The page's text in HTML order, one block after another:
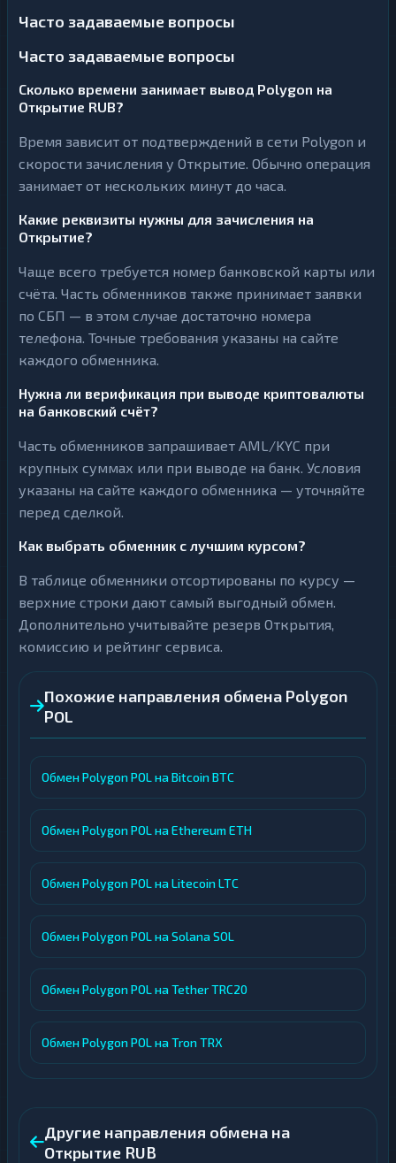
Часто задаваемые вопросы
Часто задаваемые вопросы
Сколько времени занимает вывод Polygon на
Открытие RUB?
Время зависит от подтверждений в сети Polygon и
скорости зачисления у Открытие. Обычно операция
занимает от нескольких минут до часа.
Какие реквизиты нужны для зачисления на
Открытие?
Чаще всего требуется номер банковской карты или
счёта. Часть обменников также принимает заявки
по СБП — в этом случае достаточно номера
телефона. Точные требования указаны на сайте
каждого обменника.
Нужна ли верификация при выводе криптовалюты
на банковский счёт?
Часть обменников запрашивает AML/KYC при
крупных суммах или при выводе на банк. Условия
указаны на сайте каждого обменника — уточняйте
перед сделкой.
Как выбрать обменник с лучшим курсом?
В таблице обменники отсортированы по курсу —
верхние строки дают самый выгодный обмен.
Дополнительно учитывайте резерв Открытия,
комиссию и рейтинг сервиса.
Похожие направления обмена Polygon
POL
Обмен Polygon POL на Bitcoin BTC
Обмен Polygon POL на Ethereum ETH
Обмен Polygon POL на Litecoin LTC
Обмен Polygon POL на Solana SOL
Обмен Polygon POL на Tether TRC20
Обмен Polygon POL на Tron TRX
Другие направления обмена на
Открытие RUB